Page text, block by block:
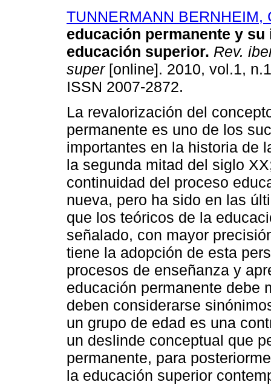
TUNNERMANN BERNHEIM,
educación permanente y su
educación superior. Rev.
super[online]. 2010, vol.1,
ISSN 2007-2872.
La revalorización del
permanente es uno de los
importantes en la historia de
la segunda mitad del siglo
continuidad del proceso
nueva, pero ha sido en las
que los teóricos de la
señalado, con mayor
tiene la adopción de esta
procesos de enseñanza y
educación permanente debe
deben considerarse
un grupo de edad es una
un deslinde conceptual que
permanente, para
la educación superior